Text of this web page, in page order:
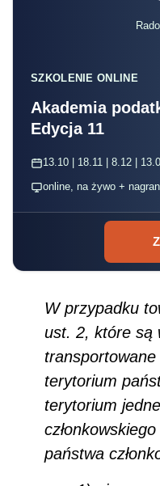
SZKOLENIE ONLINE
Akademia
Edycja 11
13.10 | 18.11 | 8.12 |
online, na żywo +
W przypadku
ust. 2, które są
terytorium
terytorium
państwa